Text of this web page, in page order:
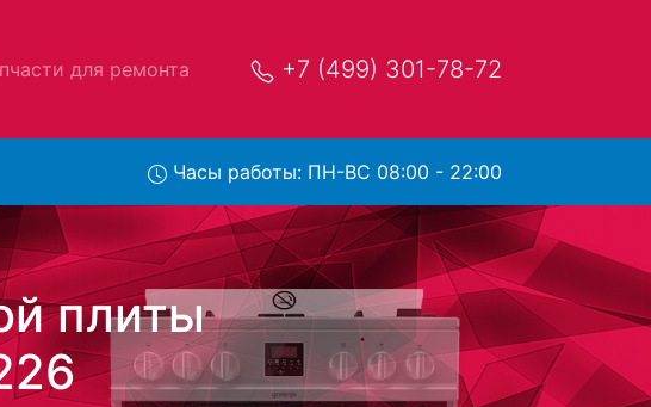
для ремонта +7 (499) 301-78-72
Часы работы: ПН-ВС 08:00 - 22:00
Hansa
сервис
в сервисный центр и